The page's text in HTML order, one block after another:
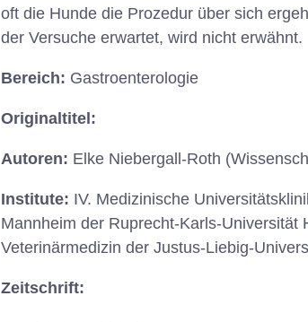
oft die Hunde die Prozedur über sich
der Versuche erwartet, wird nicht erwähnt.
Bereich: Gastroenterologie
Originaltitel:
Autoren: Elke Niebergall-Roth
Institute: IV. Medizinische
Mannheim der Ruprecht-Karls-
Veterinärmedizin der Justus-Liebig-
Zeitschrift: